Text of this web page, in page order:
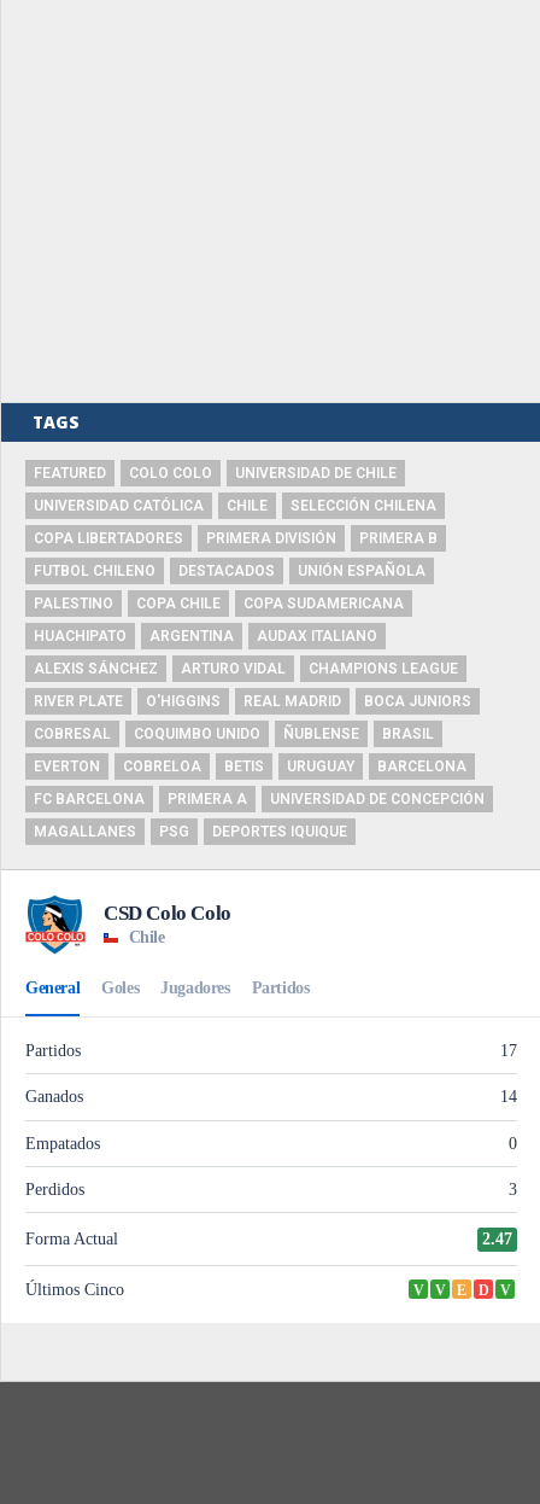
TAGS
FEATURED COLO COLO
UNIVERSIDAD DE CHILE
UNIVERSIDAD CATÓLICA
CHILE
SELECCIÓN CHILENA
COPA LIBERTADORES
PRIMERA DIVISIÓN
PRIMERA B
FUTBOL CHILENO
DESTACADOS
UNIÓN ESPAÑOLA
PALESTINO
COPA CHILE
COPA SUDAMERICANA
HUACHIPATO
ARGENTINA
AUDAX ITALIANO
ALEXIS SÁNCHEZ
ARTURO VIDAL
CHAMPIONS LEAGUE
RIVER PLATE
O'HIGGINS REAL MADRID
BOCA JUNIORS
COBRESAL
COQUIMBO UNIDO ÑUBLENSE
BRASIL
EVERTON
COBRELOA BETIS URUGUAY
BARCELONA
FC BARCELONA
PRIMERA A
UNIVERSIDAD DE CONCEPCIÓN
MAGALLANES
PSG DEPORTES IQUIQUE